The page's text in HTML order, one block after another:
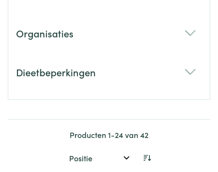
Organisaties
Dieetbeperkingen
Producten1-24van42
Sorteer op: